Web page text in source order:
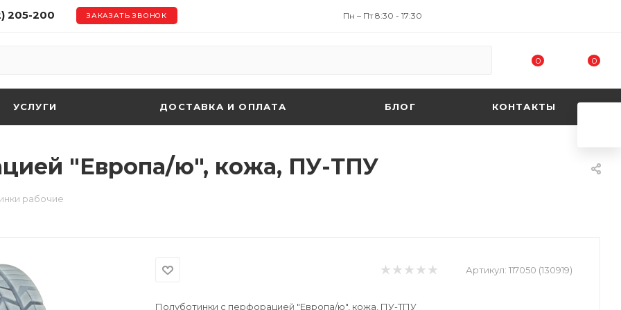
205-200 ЗАКАЗАТЬ ЗВОНОК Пн – Пт 8:30 - 17:30
0 0
УСЛУГИ ДОСТАВКА И ОПЛАТА БЛОГ КОНТАКТЫ
"Европа/ю", кожа, ПУ-ТПУ
рабочие
Артикул: 117050 (130919)
Полуботинки с перфорацией "Европа/ю", кожа, ПУ-ТПУ